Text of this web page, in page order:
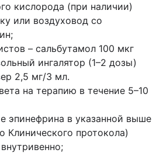
кислорода (при наличии)
или воздуховод со
– сальбутамол 100 мкг
ингалятор (1–2 дозы)
2,5 мг/3 мл.
на терапию в течение 5–10
эпинефрина в указанной выше
Клинического протокола)